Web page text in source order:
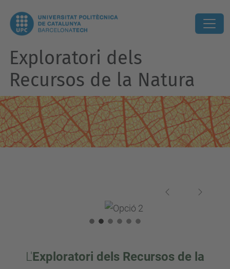
Exploratori dels
Recursos de la Natura
Anterior
L'Exploratori dels Recursos de la